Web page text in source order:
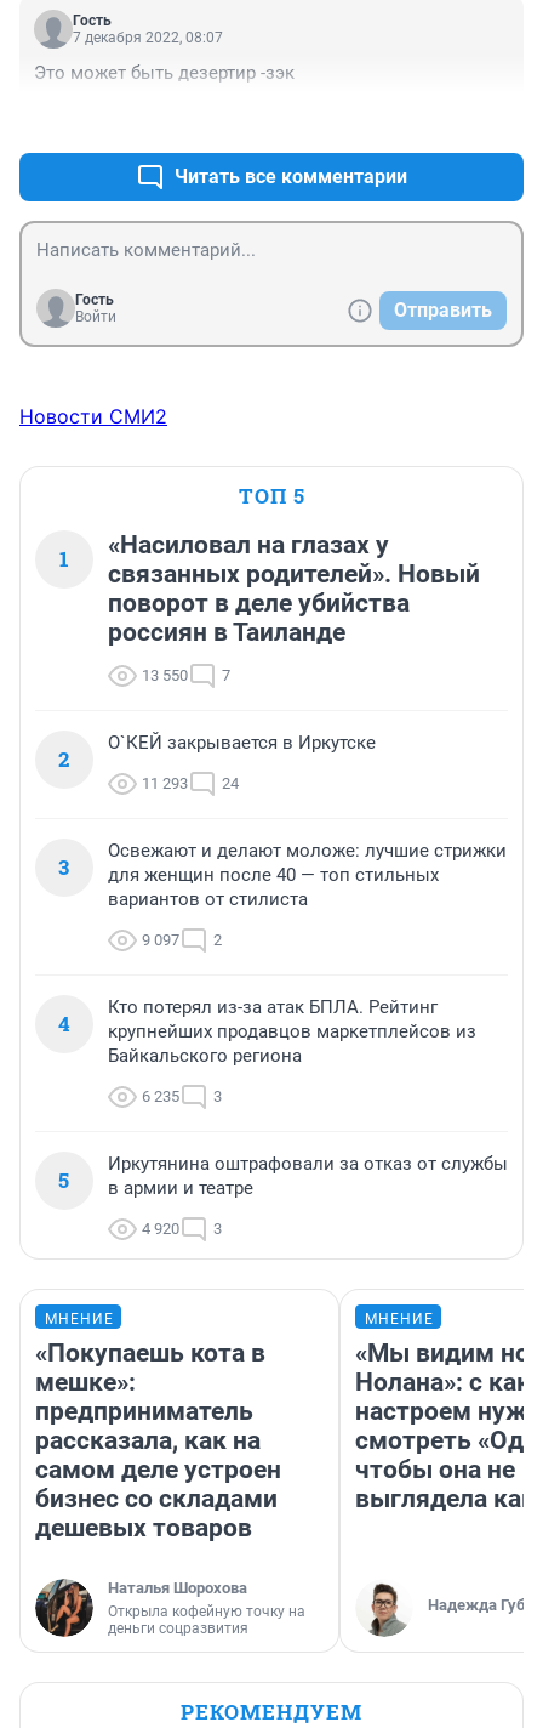
Гость
7 декабря 2022, 08:07
Это может быть дезертир -зэк
Читать все комментарии
Гость
Войти
Отправить
Новости СМИ2
ТОП 5
1
«Насиловал на глазах у
связанных родителей». Новый
поворот в деле убийства
россиян в Таиланде
13 550 7
2
О`КЕЙ закрывается в Иркутске
11 293 24
3
Освежают и делают моложе: лучшие стрижки
для женщин после 40 — топ стильных
вариантов от стилиста
9 097 2
4
Кто потерял из-за атак БПЛА. Рейтинг
крупнейших продавцов маркетплейсов из
Байкальского региона
6 235 3
5
Иркутянина оштрафовали за отказ от службы
в армии и театре
4 920 3
МНЕНИЕ
«Покупаешь кота в
мешке»:
предприниматель
рассказала, как на
самом деле устроен
бизнес со складами
дешевых товаров
Наталья Шорохова
Открыла кофейную точку на
деньги соцразвития
МНЕНИЕ
«Мы видим
Нолана»: с
настроем
смотреть
чтобы она не
выглядела как
Надежда
РЕКОМЕНДУЕМ